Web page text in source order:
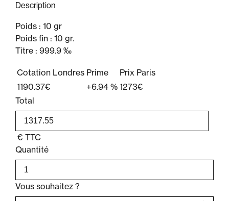
Description
Poids : 10 gr
Poids fin : 10 gr.
Titre : 999.9 ‰
Cotation Londres Prime
Prix Paris
1190.37€
+6.94 % 1273€
Total
€ TTC
Quantité
Vous souhaitez ?